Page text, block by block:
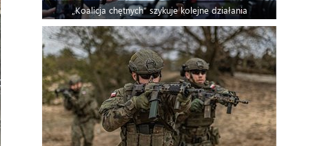
„Koalicja chętnych” szykuje kolejne działania